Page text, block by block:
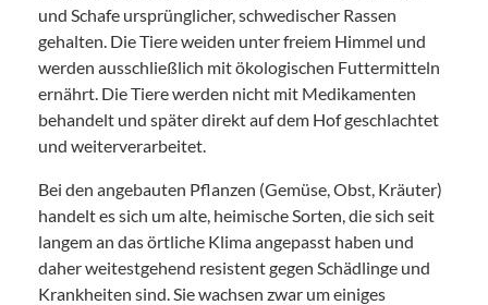
und Schafe ursprünglicher, schwedischer Rassen
gehalten. Die Tiere weiden unter freiem Himmel und
werden ausschließlich mit ökologischen Futtermitteln
ernährt. Die Tiere werden nicht mit Medikamenten
behandelt und später direkt auf dem Hof geschlachtet
und weiterverarbeitet.
Bei den angebauten Pflanzen (Gemüse, Obst, Kräuter)
handelt es sich um alte, heimische Sorten, die sich seit
langem an das örtliche Klima angepasst haben und
daher weitestgehend resistent gegen Schädlinge und
Krankheiten sind. Sie wachsen zwar um einiges